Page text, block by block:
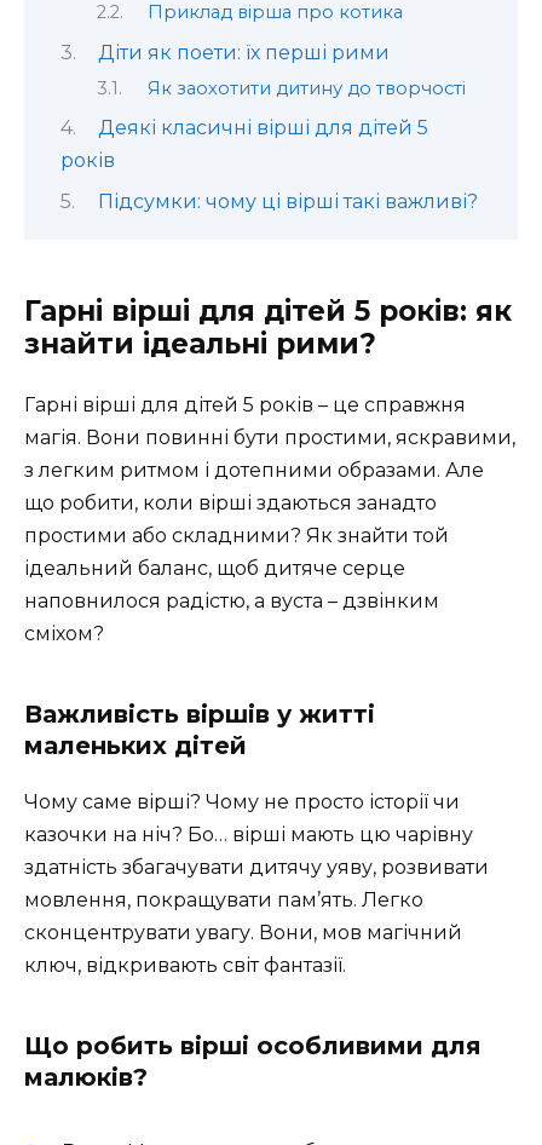
Приклад вірша про котика
Діти як поети: їх перші рими
Як заохотити дитину до творчості
Деякі класичні вірші для дітей 5
років
Підсумки: чому ці вірші такі важливі?
Гарні вірші для дітей 5 років: як
знайти ідеальні рими?
Гарні вірші для дітей 5 років – це справжня
магія. Вони повинні бути простими, яскравими,
з легким ритмом і дотепними образами. Але
що робити, коли вірші здаються занадто
простими або складними? Як знайти той
ідеальний баланс, щоб дитяче серце
наповнилося радістю, а вуста – дзвінким
сміхом?
Важливість віршів у житті
маленьких дітей
Чому саме вірші? Чому не просто історії чи
казочки на ніч? Бо… вірші мають цю чарівну
здатність збагачувати дитячу уяву, розвивати
мовлення, покращувати пам’ять. Легко
сконцентрувати увагу. Вони, мов магічний
ключ, відкривають світ фантазії.
Що робить вірші особливими для
малюків?